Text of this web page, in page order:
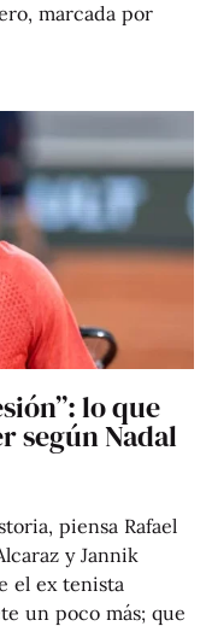
marcada por
lo que
según Nadal
piensa Rafael
y Jannik
el ex tenista
un poco más; que